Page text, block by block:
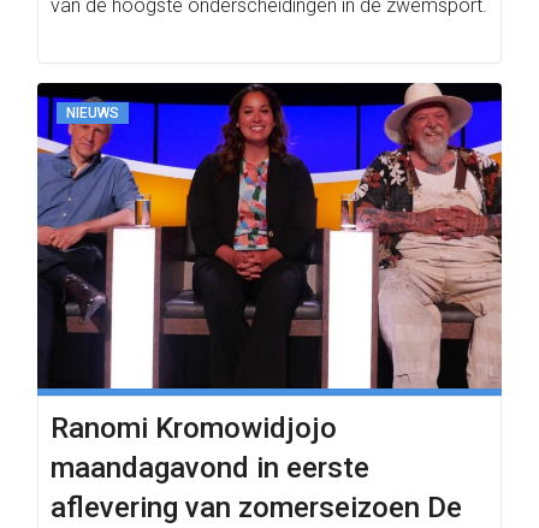
van de hoogste onderscheidingen in de zwemsport.
NIEUWS
Ranomi Kromowidjojo
maandagavond in eerste
aflevering van zomerseizoen De